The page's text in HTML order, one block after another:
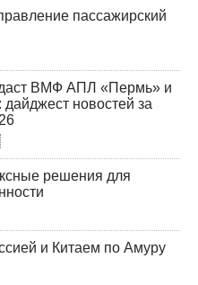
пассажирский
ВМФ АПЛ «Пермь» и
новостей за
решения для
и Китаем по Амуру